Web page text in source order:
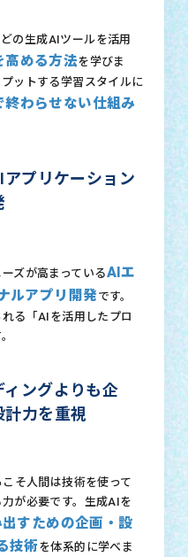
の生成AIツールを活用
高める方法を学びま
ットする学習スタイルに
終わらせない仕組み
アプリケーション
ズが高まっているAIエ
ルアプリ開発です。
る「AIを活用したプロ
ィングよりも企
計力を重視
そ人間は技術を使って
が必要です。生成AIを
すための企画・設
技術を体系的に学べま